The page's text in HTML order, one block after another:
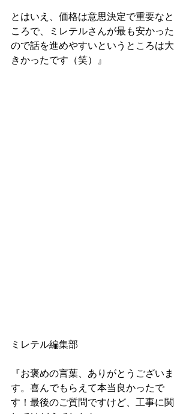
とはいえ、価格は意思決定で重要なと
ころで、ミレテルさんが最も安かった
ので話を進めやすいというところは大
きかったです（笑）』
ミレテル編集部
『お褒めの言葉、ありがとうございま
す。喜んでもらえて本当良かったで
す！最後のご質問ですけど、工事に関